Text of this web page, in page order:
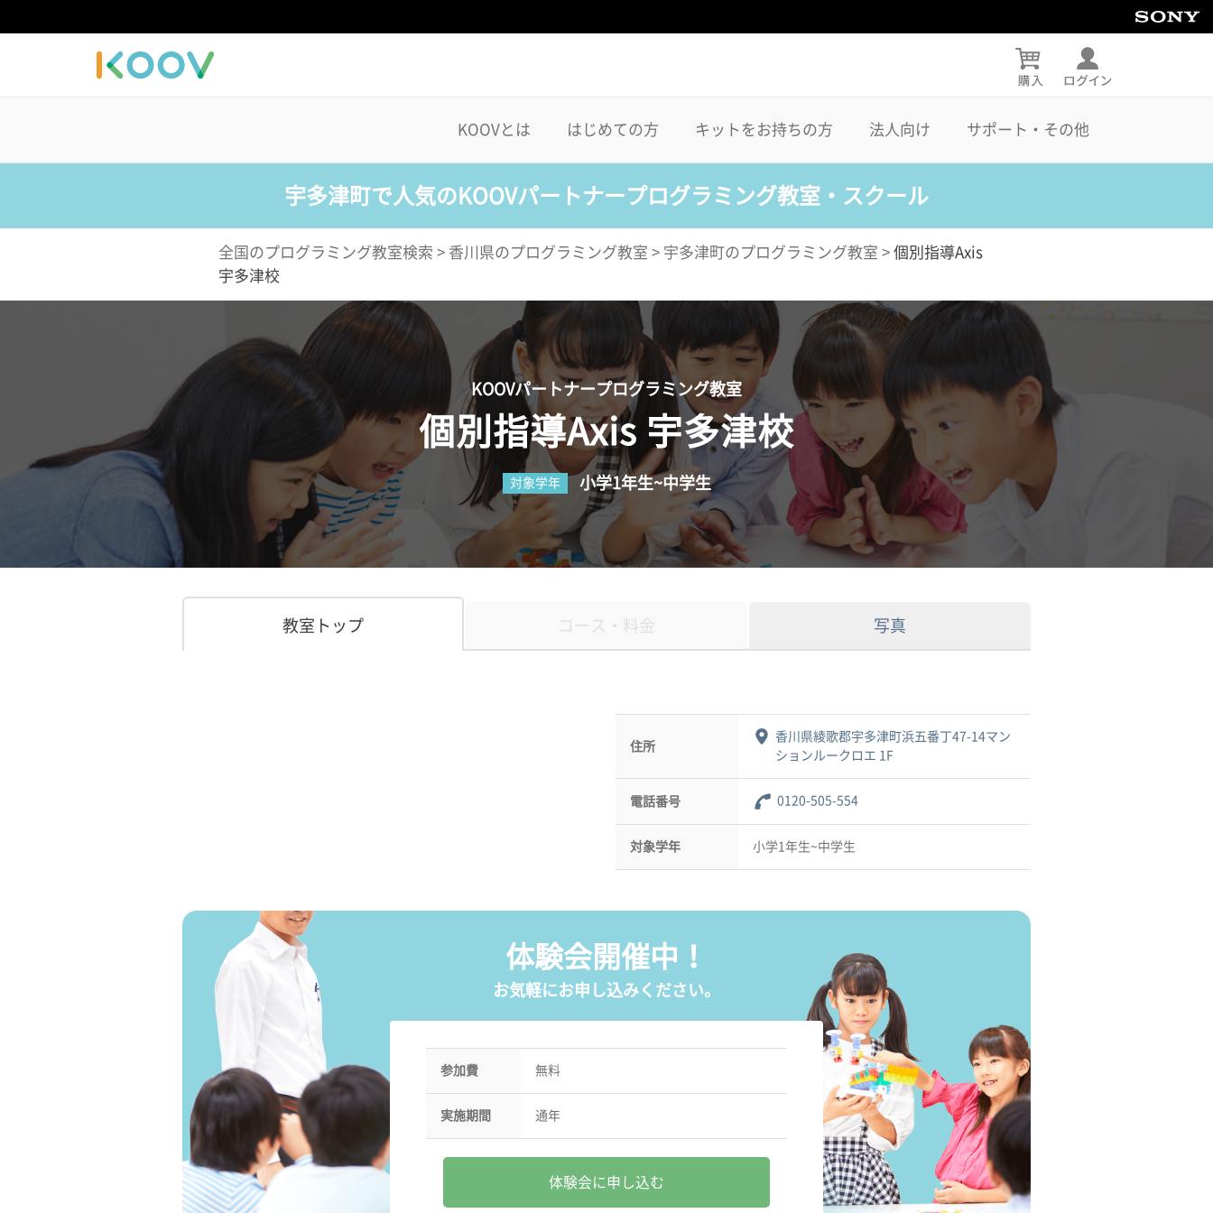
KOOVとは はじめての方 キットをお持ちの方 法人向け サポート・その他
宇多津町で人気のKOOVパートナープログラミング教室・スクール
全国のプログラミング教室検索 > 香川県のプログラミング教室 > 宇多津町のプログラミング教室 > 個別指導Axis
宇多津校
KOOVパートナープログラミング教室
個別指導Axis 宇多津校
対象学年 小学1年生~中学生
教室トップ コース・料金 写真
住所
香川県綾歌郡宇多津町浜五番丁47-14マン
ションルークロエ 1F
電話番号 0120-505-554
対象学年 小学1年生~中学生
体験会開催中！
お気軽にお申し込みください。
参加費 無料
実施期間 通年
体験会に申し込む